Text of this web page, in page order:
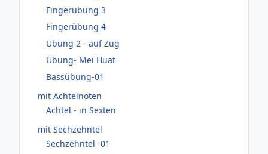
Fingerübung 3
Fingerübung 4
Übung 2 - auf Zug
Übung- Mei Huat
Bassübung-01
mit Achtelnoten
Achtel - in Sexten
mit Sechzehntel
Sechzehntel -01